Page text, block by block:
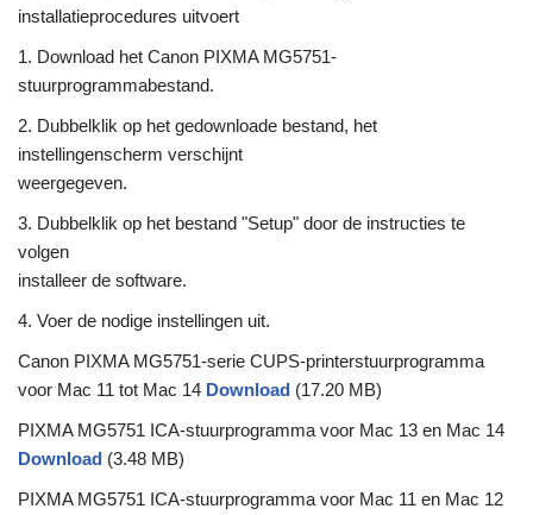
installatieprocedures uitvoert
1. Download het Canon PIXMA MG5751-
stuurprogrammabestand.
2. Dubbelklik op het gedownloade bestand, het
instellingenscherm verschijnt
weergegeven.
3. Dubbelklik op het bestand "Setup" door de instructies te
volgen
installeer de software.
4. Voer de nodige instellingen uit.
Canon PIXMA MG5751-serie CUPS-printerstuurprogramma
voor Mac 11 tot Mac 14 Download (17.20 MB)
PIXMA MG5751 ICA-stuurprogramma voor Mac 13 en Mac 14
Download (3.48 MB)
PIXMA MG5751 ICA-stuurprogramma voor Mac 11 en Mac 12